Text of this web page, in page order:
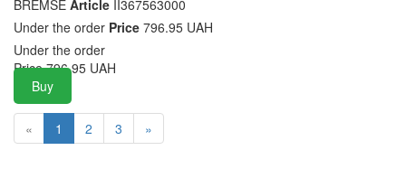
BREMSE Article II367563000
Under the order Price 796.95 UAH
Under the order
Price 796.95 UAH
Buy
« 1 2 3 »